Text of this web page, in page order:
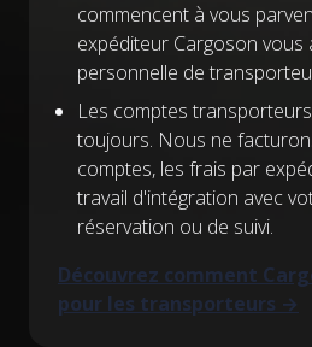
commencent à vous
expéditeur Cargoson vous
personnelle de
Les comptes
toujours. Nous ne
comptes, les frais par
travail d'intégration avec
réservation ou de suivi.
Découvrez comment
pour les transporteurs →